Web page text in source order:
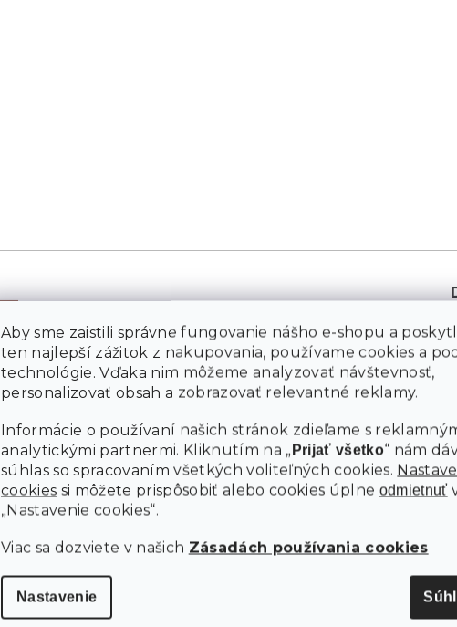
Aby sme zaistili správne fungovanie nášho e-shopu a
ten najlepší zážitok z nakupovania, používame cookies a
technológie. Vďaka nim môžeme analyzovať návštevnosť,
personalizovať obsah a zobrazovať relevantné reklamy.
Informácie o používaní našich stránok zdieľame s
analytickými partnermi. Kliknutím na „Prijať všetko“ nám
súhlas so spracovaním všetkých voliteľných cookies.
cookies si môžete prispôsobiť alebo cookies úplne odmietnuť
„Nastavenie cookies“.
Viac sa dozviete v našich Zásadách používania cookies
Nastavenie